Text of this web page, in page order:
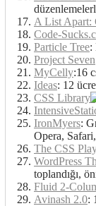
A List Apart:
Code-
Particle Tree:
Project Seven
MyCelly:16
Ideas: 12
CSS Library
IronMyers:
Opera,
The CSS
WordPress
toplandığı,
Fluid 2-
Avinash 2.0: